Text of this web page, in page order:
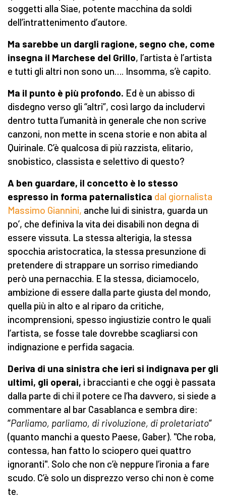
soggetti alla Siae, potente macchina da soldi
dell’intrattenimento d’autore.
Ma sarebbe un dargli ragione, segno che, come
insegna il Marchese del Grillo, l’artista è l’artista
e tutti gli altri non sono un…. Insomma, s’è capito.
Ma il punto è più profondo. Ed è un abisso di
disdegno verso gli “altri”, così largo da includervi
dentro tutta l’umanità in generale che non scrive
canzoni, non mette in scena storie e non abita al
Quirinale. C’è qualcosa di più razzista, elitario,
snobistico, classista e selettivo di questo?
A ben guardare, il concetto è lo stesso
espresso in forma paternalistica dal giornalista
Massimo Giannini, anche lui di sinistra, guarda un
po’, che definiva la vita dei disabili non degna di
essere vissuta. La stessa alterigia, la stessa
spocchia aristocratica, la stessa presunzione di
pretendere di strappare un sorriso rimediando
però una pernacchia. E la stessa, diciamocelo,
ambizione di essere dalla parte giusta del mondo,
quella più in alto e al riparo da critiche,
incomprensioni, spesso ingiustizie contro le quali
l’artista, se fosse tale dovrebbe scagliarsi con
indignazione e perfida sagacia.
Deriva di una sinistra che ieri si indignava per gli
ultimi, gli operai, i braccianti e che oggi è passata
dalla parte di chi il potere ce l’ha davvero, si siede a
commentare al bar Casablanca e sembra dire:
“Parliamo, parliamo, di rivoluzione, di proletariato”
(quanto manchi a questo Paese, Gaber). "Che roba,
contessa, han fatto lo sciopero quei quattro
ignoranti". Solo che non c’è neppure l’ironia a fare
scudo. C’è solo un disprezzo verso chi non è come
te.